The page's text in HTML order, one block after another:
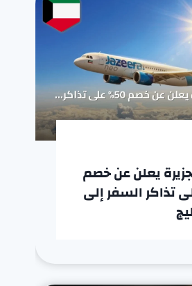
يعلن عن خصم
تذاكر السفر إلى